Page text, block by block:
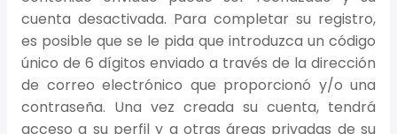
cuenta desactivada. Para completar su registro,
es posible que se le pida que introduzca un código
único de 6 dígitos enviado a través de la dirección
de correo electrónico que proporcionó y/o una
contraseña. Una vez creada su cuenta, tendrá
acceso a su perfil y a otras áreas privadas de su